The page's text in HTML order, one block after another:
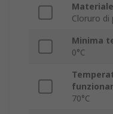
Materiale
Cloruro di
Minima
0°C
70°C